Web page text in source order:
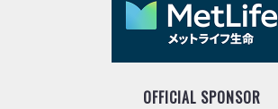
OFFICIAL SPONSOR